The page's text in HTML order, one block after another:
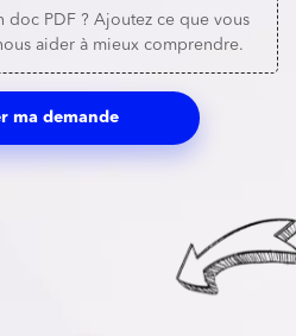
doc PDF ? Ajoutez ce que vous
aider à mieux comprendre.
ma demande